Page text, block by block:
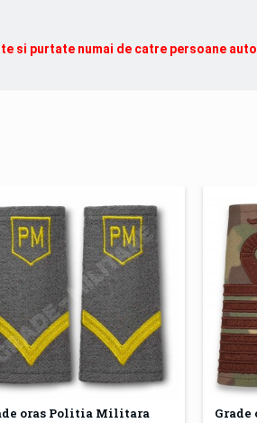
si purtate numai de catre persoane
oras Politia Militara